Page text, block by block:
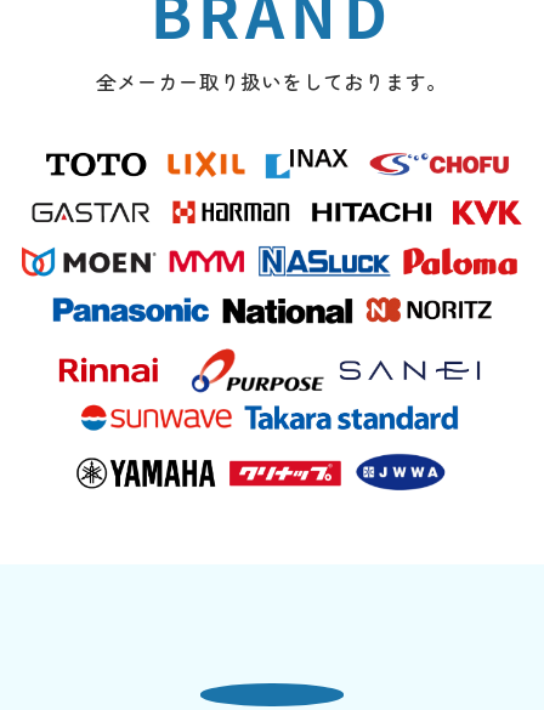
全メーカー取り扱いをしております。